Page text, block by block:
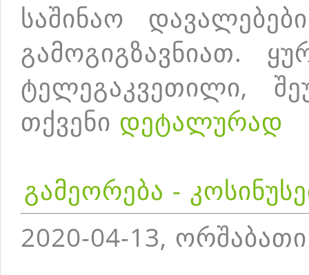
საშინაო
გამოგიგზავნიათ.
ტელეგაკვეთილი,
თქვენი დეტალურად
გამეორება -
2020-04-13, ორშაბათი